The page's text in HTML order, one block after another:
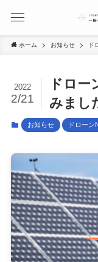
ホーム お知らせ ド
ドロ
みまし
2022
2/21
お知らせ ドローン